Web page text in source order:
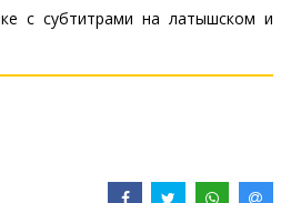
с субтитрами на латышском и